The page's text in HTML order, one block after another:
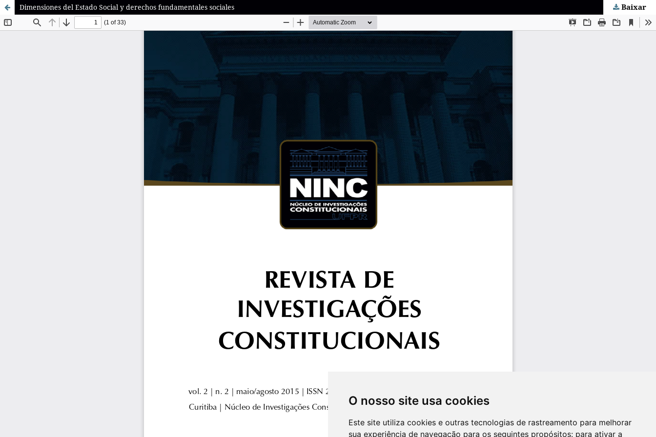
O nosso site usa cookies
Este site utiliza cookies e outras tecnologias de rastreamento para melhorar
sua experiência de navegação para os seguintes propósitos: para ativar a
Dimensiones del Estado Social y derechos fundamentales sociales Baixar